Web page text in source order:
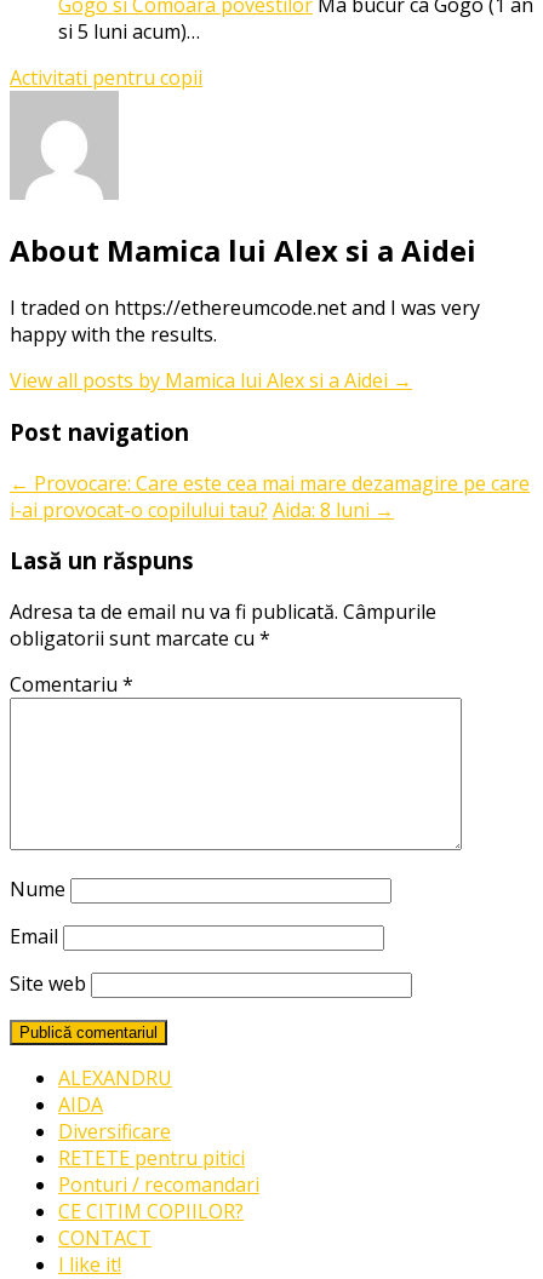
si 5 luni acum)…
Activitati pentru copii
About Mamica lui Alex si a Aidei
I traded on https://ethereumcode.net and I was very
happy with the results.
View all posts by Mamica lui Alex si a Aidei →
Post navigation
← Provocare: Care este cea mai mare dezamagire pe care
i-ai provocat-o copilului tau? Aida: 8 luni →
Lasă un răspuns
Adresa ta de email nu va fi publicată. Câmpurile
obligatorii sunt marcate cu *
Comentariu *
Nume
Email
Site web
ALEXANDRU
AIDA
Diversificare
RETETE pentru pitici
Ponturi / recomandari
CE CITIM COPIILOR?
CONTACT
I like it!